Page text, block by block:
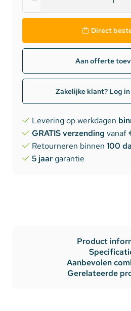
Direct
Aan offerte
Zakelijke klant? Log
Levering op werkdagen
GRATIS verzending vanaf
Retourneren binnen 100
5 jaargarantie
Product
Aanbevolen
Gerelateerde